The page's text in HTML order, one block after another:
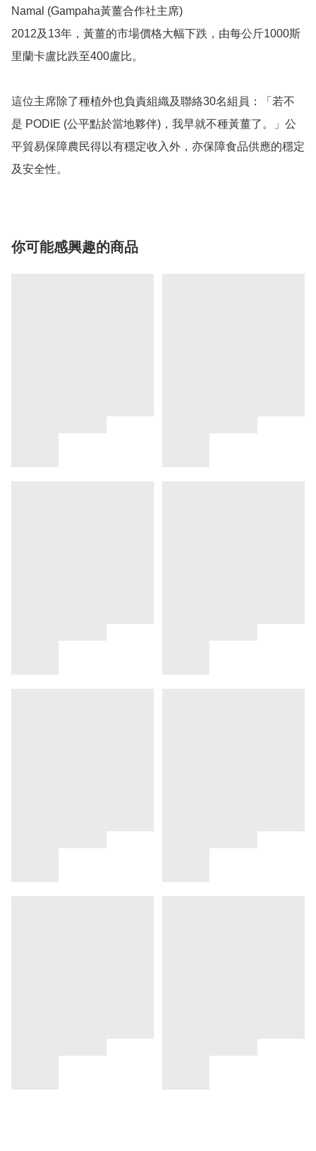
Namal (Gampaha黃薑合作社主席)
2012及13年，黃薑的市場價格大幅下跌，由每公斤1000斯
里蘭卡盧比跌至400盧比。
這位主席除了種植外也負責組織及聯絡30名組員：「若不
是 PODIE (公平點於當地夥伴)，我早就不種黃薑了。」公
平貿易保障農民得以有穩定收入外，亦保障食品供應的穩定
你可能感興趣的商品